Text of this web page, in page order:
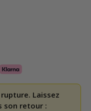
Laissez
son retour :